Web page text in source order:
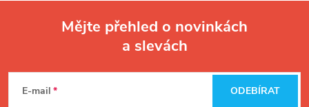
Mějte přehled o novinkách
a slevách
E-mail ODEBÍRAT